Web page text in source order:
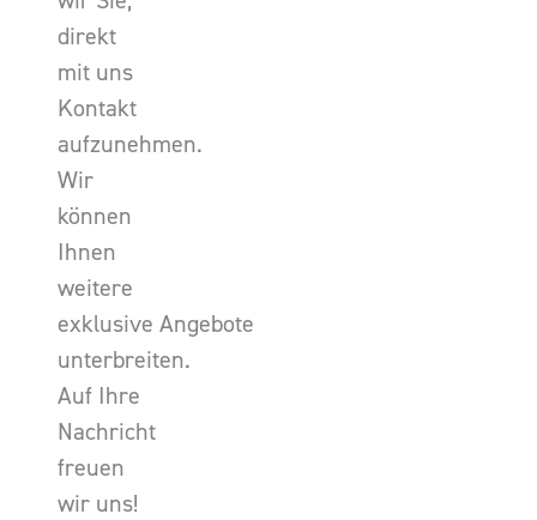
direkt
mit uns
Kontakt
aufzunehmen.
Wir
können
Ihnen
weitere
exklusive Angebote
unterbreiten.
Auf Ihre
Nachricht
freuen
wir uns!